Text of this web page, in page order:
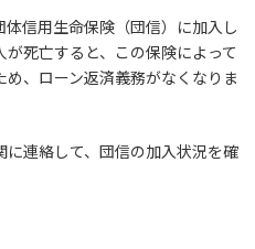
信用生命保険（団信）に加入し
死亡すると、この保険によって
、ローン返済義務がなくなりま
連絡して、団信の加入状況を確